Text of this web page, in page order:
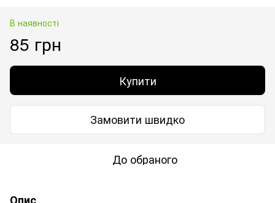
В наявності
85 грн
Купити
Замовити швидко
До обраного
Опис